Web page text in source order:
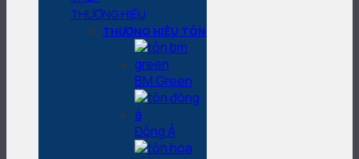
THƯƠNG HIỆU
THƯƠNG HIỆU TÔN
BM Green
Đông Á